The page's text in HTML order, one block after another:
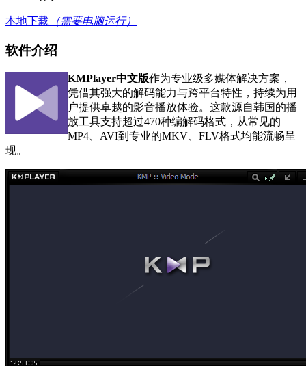
本地下载 （需要电脑运行）
软件介绍
KMPlayer中文版作为专业级多媒体解决方案，
凭借其强大的解码能力与跨平台特性，持续为用
户提供卓越的影音播放体验。这款源自韩国的播
放工具支持超过470种编解码格式，从常见的
MP4、AVI到专业的MKV、FLV格式均能流畅呈
现。